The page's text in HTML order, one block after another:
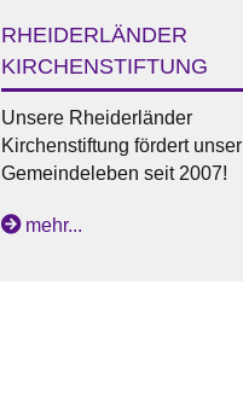
RHEIDERLÄNDER
KIRCHENSTIFTUNG
Unsere Rheiderländer
Kirchenstiftung fördert unser
Gemeindeleben seit 2007!
mehr...